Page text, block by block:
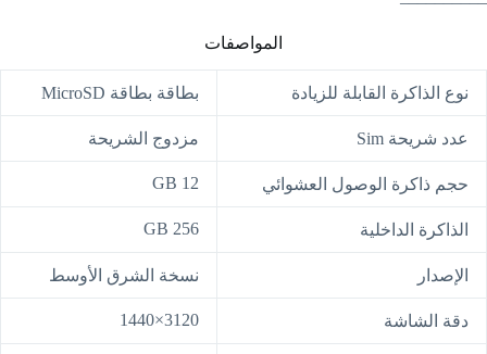
المواصفات
نوع الذاكرة القابلة للزيادة بطاقة بطاقة MicroSD
عدد شريحة Sim مزدوج الشريحة
حجم ذاكرة الوصول العشوائي 12 GB
الذاكرة الداخلية 256 GB
الإصدار نسخة الشرق الأوسط
دقة الشاشة 3120×1440